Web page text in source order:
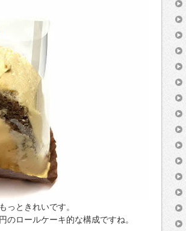
っときれいです。
ロールケーキ的な構成ですね。